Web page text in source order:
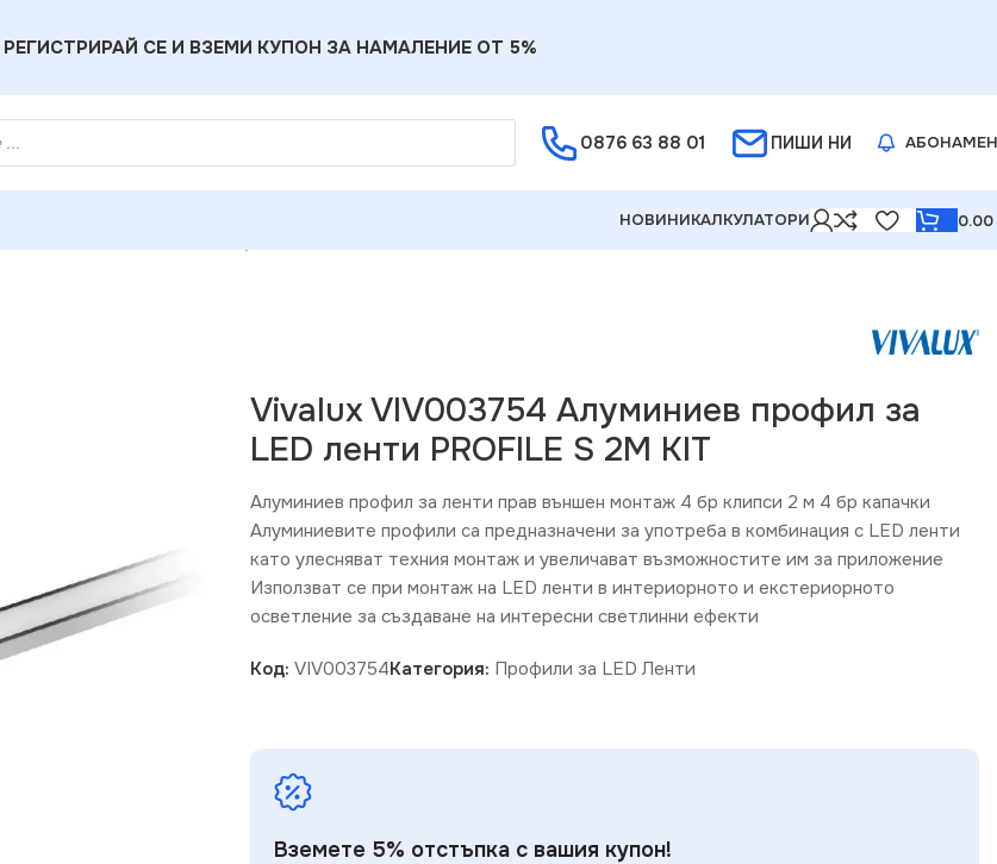
РЕГИСТРИРАЙ СЕ И ВЗЕМИ КУПОН ЗА НАМАЛЕНИЕ ОТ 5%
0876 63 88 01 ПИШИ НИ
НОВИНИКАЛКУЛАТОРИ 0.00
Vivalux VIV003754 Алуминиев профил за
LED ленти PROFILE S 2M KIT
Алуминиев профил за ленти прав външен монтаж 4 бр клипси 2 м 4 бр капачки
Алуминиевите профили са предназначени за употреба в комбинация с LED ленти
като улесняват техния монтаж и увеличават възможностите им за приложение
Използват се при монтаж на LED ленти в интериорното и екстериорното
осветление за създаване на интересни светлинни ефекти
Код: VIV003754Категория: Профили за LED Ленти
Вземете 5% отстъпка с вашия купон!